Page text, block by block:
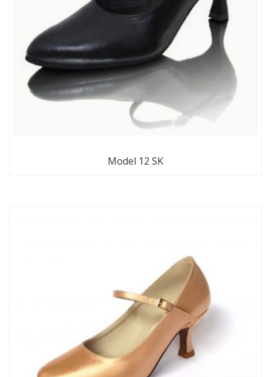
Model 12 SK